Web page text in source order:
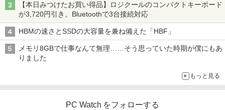
【本日みつけたお買い得品】ロジクールのコンパクトキーボード
が3,720円引き。Bluetoothで3台接続対応
HBMの速さとSSDの大容量を兼ね備えた「HBF」
メモリ8GBで仕事なんて無理……そう思っていた時期が僕にもあ
りました
もっと見る
PC Watch をフォローする